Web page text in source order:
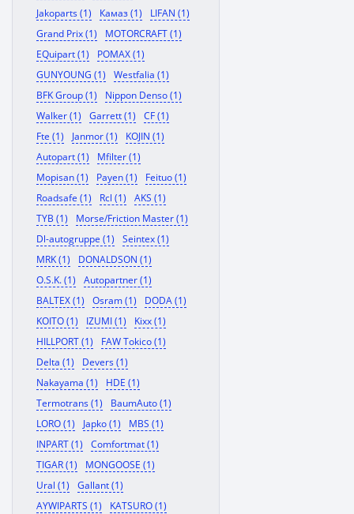
Jakoparts (1)
Камаз (1)
LIFAN (1)
Grand Prix (1)
MOTORCRAFT (1)
EQuipart (1)
POMAX (1)
GUNYOUNG (1)
Westfalia (1)
BFK Group (1)
Nippon Denso (1)
Walker (1)
Garrett (1)
CF (1)
Fte (1)
Janmor (1)
KOJIN (1)
Autopart (1)
Mfilter (1)
Mopisan (1)
Payen (1)
Feituo (1)
Roadsafe (1)
Rcl (1)
AKS (1)
TYB (1)
Morse/Friction Master (1)
Dl-autogruppe (1)
Seintex (1)
MRK (1)
DONALDSON (1)
O.S.K. (1)
Autopartner (1)
BALTEX (1)
Osram (1)
DODA (1)
KOITO (1)
IZUMI (1)
Kixx (1)
HILLPORT (1)
FAW Tokico (1)
Delta (1)
Devers (1)
Nakayama (1)
HDE (1)
Termotrans (1)
BaumAuto (1)
LORO (1)
Japko (1)
MBS (1)
INPART (1)
Comfortmat (1)
TIGAR (1)
MONGOOSE (1)
Ural (1)
Gallant (1)
AYWIPARTS (1)
KATSURO (1)